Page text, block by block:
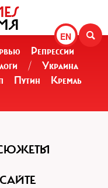
EN
Репрессии
/
Украина
Путин
Кремль